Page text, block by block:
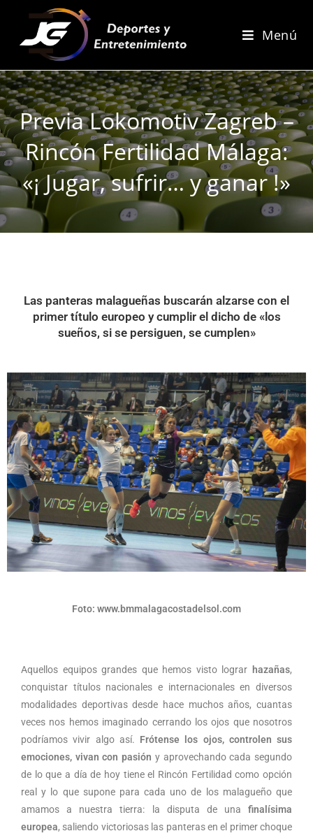
Menú
Previa Lokomotiv Zagreb –
Rincón Fertilidad Málaga:
«¡ Jugar, sufrir… y ganar !»
Las panteras malagueñas buscarán alzarse con el
primer título europeo y cumplir el dicho de «los
sueños, si se persiguen, se cumplen»
Foto: www.bmmalagacostadelsol.com
Aquellos equipos grandes que hemos visto lograr hazañas,
conquistar títulos nacionales e internacionales en diversos
modalidades deportivas desde hace muchos años, cuantas
veces nos hemos imaginado cerrando los ojos que nosotros
podríamos vivir algo así. Frótense los ojos, controlen sus
emociones, vivan con pasión y aprovechando cada segundo
de lo que a día de hoy tiene el Rincón Fertilidad como opción
real y lo que supone para cada uno de los malagueño que
amamos a nuestra tierra: la disputa de una finalísima
europea, saliendo victoriosas las panteras en el primer choque